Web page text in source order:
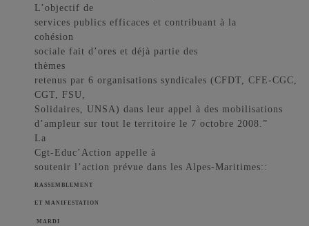
L’objectif de
services publics efficaces et contribuant à la
cohésion
sociale fait d’ores et déjà partie des
thèmes
retenus par 6 organisations syndicales (CFDT, CFE-CGC,
CGT, FSU,
Solidaires, UNSA) dans leur appel à des mobilisations
d’ampleur sur tout le territoire le 7 octobre 2008.”
La
Cgt-Educ’Action appelle à
soutenir l’action prévue dans les Alpes-Maritimes::
RASSEMBLEMENT
ET MANIFESTATION
MARDI